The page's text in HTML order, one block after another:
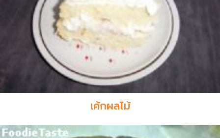
เค้กผลไม้